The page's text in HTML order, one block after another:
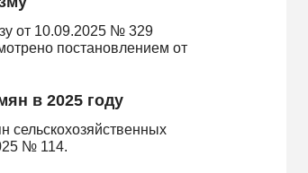
от 10.09.2025 № 329
постановлением от
в 2025 году
сельскохозяйственных
№ 114.